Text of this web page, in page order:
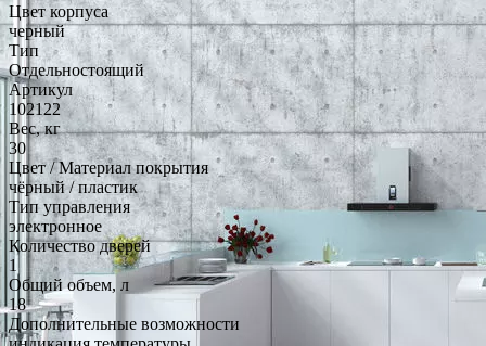
Цвет корпуса
черный
Тип
Отдельностоящий
Артикул
102122
Вес, кг
30
Цвет / Материал покрытия
чёрный / пластик
Тип управления
электронное
Количество дверей
1
Общий объем, л
18
Дополнительные возможности